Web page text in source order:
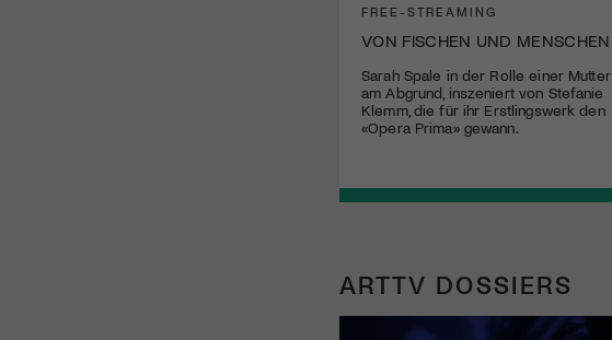
FREE-STREAMING
VON FISCHEN UND MENSCHEN
Sarah Spale in der Rolle einer Mutter
am Abgrund, inszeniert von Stefanie
Klemm, die für ihr Erstlingswerk den
«Opera Prima» gewann.
ARTTV DOSSIERS